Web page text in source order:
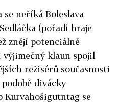
neříká Boleslava
(pořadí hraje
znějí potenciálně
výjimečný klaun spojil
režisérů současnosti
divácky
Kurvahošigutntag se